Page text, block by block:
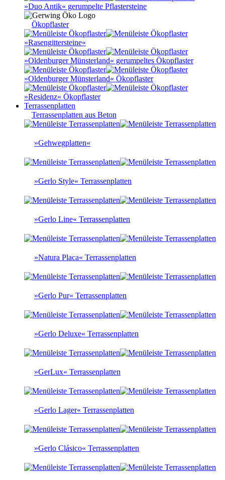
»Duo Antik« gerumpelte Pflastersteine
Ökopflaster
»Rasengittersteine«
»Oldenburger Münsterland« gerumpeltes Ökopflaster
»Oldenburger Münsterland« Ökopflaster
»Residenz« Ökopflaster
Terrassenplatten
Terrassenplatten aus Beton
»Gehwegplatten«
»Gerlo Style« Terrassenplatten
»Gerlo Line« Terrassenplatten
»Natura Placa« Terrassenplatten
»Gerlo Pur« Terrassenplatten
»Gerlo Deluxe« Terrassenplatten
»GerLux« Terrassenplatten
»Gerlo Lager« Terrassenplatten
»Gerlo Clásico« Terrassenplatten